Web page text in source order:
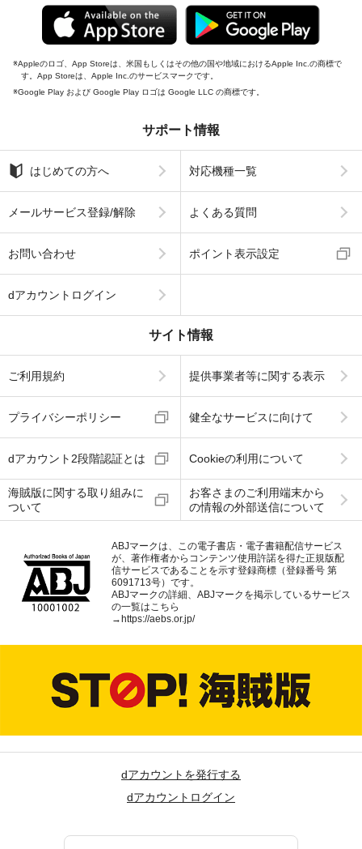
Appleのロゴ、App Storeは、米国もしくはその他の国や地域におけるApple Inc.の商標で
す。App Storeは、Apple Inc.のサービスマークです。
Google Play および Google Play ロゴは Google LLC の商標です。
サポート情報
はじめての方へ 対応機種一覧
メールサービス登録/解除 よくある質問
お問い合わせ ポイント表示設定
dアカウントログイン
サイト情報
ご利用規約 提供事業者等に関する表示
プライバシーポリシー 健全なサービスに向けて
dアカウント2段階認証とは Cookieの利用について
海賊版に関する取り組みに
ついて
お客さまのご利用端末から
の情報の外部送信について
ABJマークは、この電子書店・電子書籍配信サービス
が、著作権者からコンテンツ使用許諾を得た正規版配
信サービスであることを示す登録商標（登録番号 第
6091713号）です。
ABJマークの詳細、ABJマークを掲示しているサービス
の一覧はこちら
→ https://aebs.or.jp/
dアカウントを発行する
dアカウントログイン